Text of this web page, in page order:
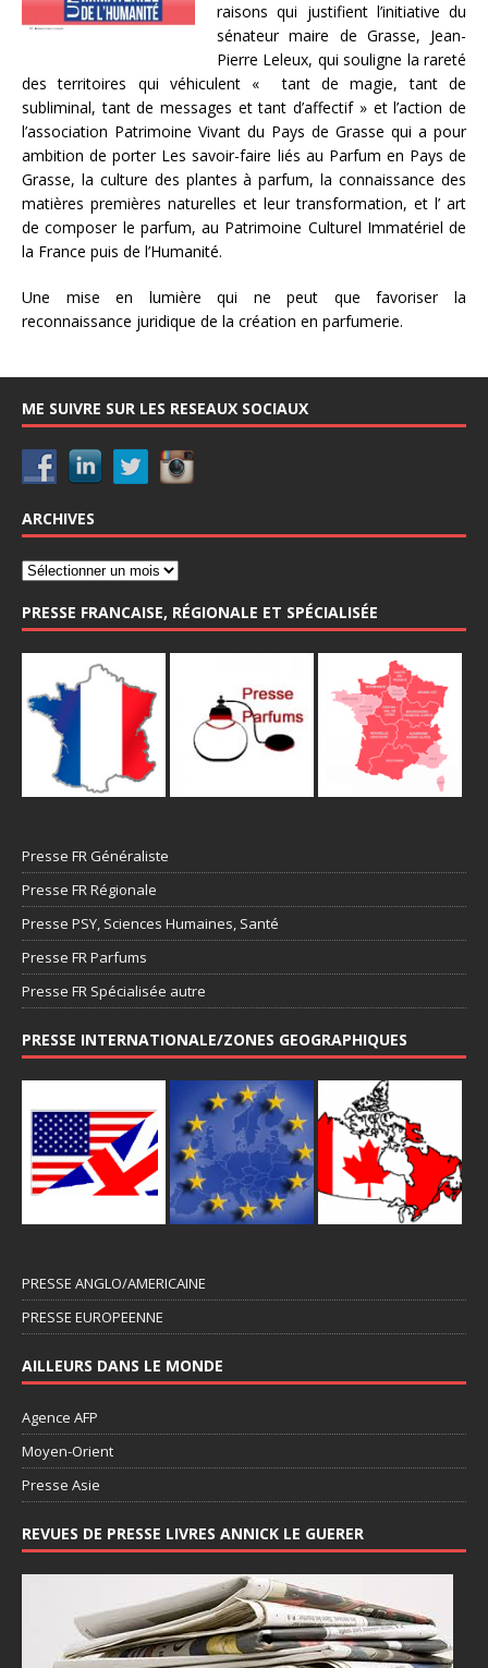
raisons qui justifient l’initiative du
sénateur maire de Grasse, Jean-
Pierre Leleux, qui souligne la rareté
des territoires qui véhiculent « tant de magie, tant de
subliminal, tant de messages et tant d’affectif » et l’action de
l’association Patrimoine Vivant du Pays de Grasse qui a pour
ambition de porter Les savoir-faire liés au Parfum en Pays de
Grasse, la culture des plantes à parfum, la connaissance des
matières premières naturelles et leur transformation, et l’ art
de composer le parfum, au Patrimoine Culturel Immatériel de
la France puis de l’Humanité.
Une mise en lumière qui ne peut que favoriser la
reconnaissance juridique de la création en parfumerie.
ME SUIVRE SUR LES RESEAUX SOCIAUX
ARCHIVES
PRESSE FRANCAISE, RÉGIONALE ET SPÉCIALISÉE
Presse FR Généraliste
Presse FR Régionale
Presse PSY, Sciences Humaines, Santé
Presse FR Parfums
Presse FR Spécialisée autre
PRESSE INTERNATIONALE/ZONES GEOGRAPHIQUES
PRESSE ANGLO/AMERICAINE
PRESSE EUROPEENNE
AILLEURS DANS LE MONDE
Agence AFP
Moyen-Orient
Presse Asie
REVUES DE PRESSE LIVRES ANNICK LE GUERER